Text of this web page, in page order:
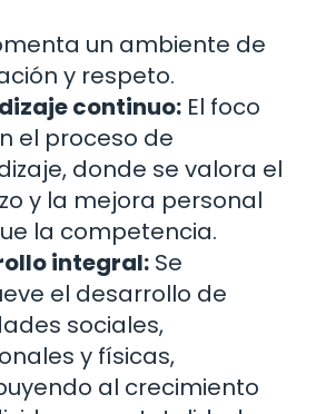
un ambiente de
y respeto.
continuo: El foco
el proceso de
donde se valora el
y la mejora personal
la competencia.
integral: Se
el desarrollo de
sociales,
y físicas,
al crecimiento